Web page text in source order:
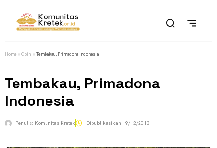
Home »Opini »Tembakau, Primadona Indonesia
Tembakau, Primadona
Indonesia
Penulis: Komunitas Kretek Dipublikasikan 19/12/2013